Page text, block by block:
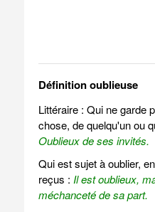
Définition oublieuse
Littéraire : Qui ne garde
chose, de quelqu'un ou
Oublieux de ses invités.
Qui est sujet à oublier,
reçus : Il est oublieux,
méchanceté de sa part.